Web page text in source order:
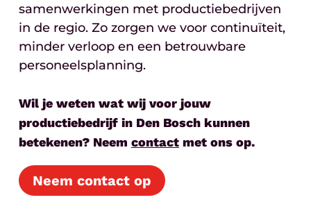
samenwerkingen met productiebedrijven
in de regio. Zo zorgen we voor continuïteit,
minder verloop en een betrouwbare
personeelsplanning.
Wil je weten wat wij voor jouw
productiebedrijf in Den Bosch kunnen
betekenen? Neem contactmet ons op.
Neem contact op